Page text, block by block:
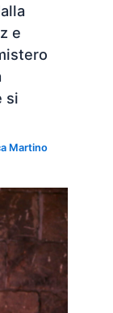
e
si
Martino